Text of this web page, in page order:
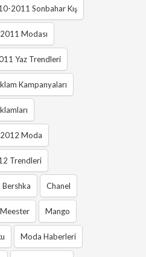
2011 Sonbahar Kış
2011 Modası
Yaz Trendleri
Kampanyaları
2012 Moda
Trendleri
Bershka Chanel
Mango
Moda Haberleri